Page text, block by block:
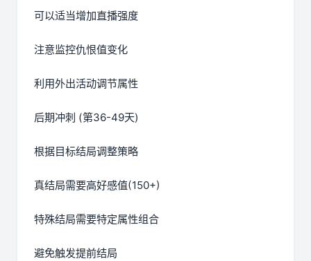
可以适当增加直播强度
注意监控仇恨值变化
利用外出活动调节属性
后期冲刺 (第36-49天)
根据目标结局调整策略
真结局需要高好感值(150+)
特殊结局需要特定属性组合
避免触发提前结局